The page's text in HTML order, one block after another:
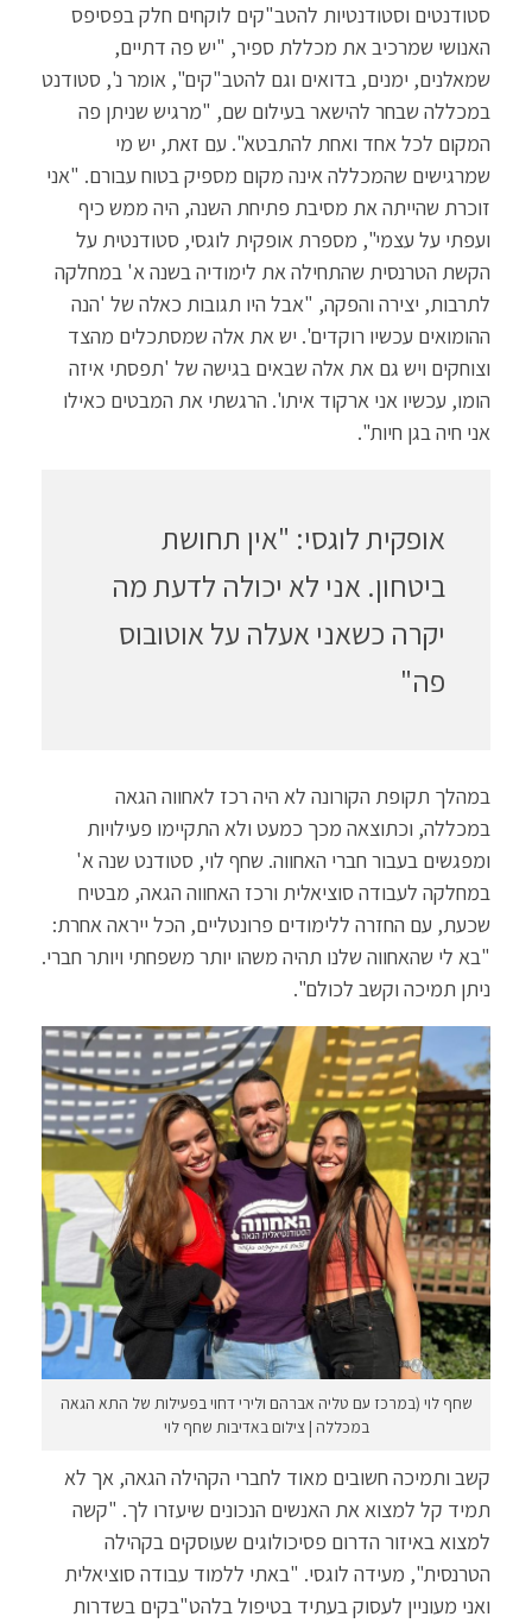
b
o
o
k
tt
er
ail
at
sA
p
p
סטודנטים וסטודנטיות להטב"קים לוקחים חלק בפסיפס
האנושי שמרכיב את מכללת ספיר, "יש פה דתיים,
שמאלנים, ימנים, בדואים וגם להטב"קים", אומר נ', סטודנט
במכללה שבחר להישאר בעילום שם, "מרגיש שניתן פה
המקום לכל אחד ואחת להתבטא". עם זאת, יש מי
שמרגישים שהמכללה אינה מקום מספיק בטוח עבורם. "אני
זוכרת שהייתה את מסיבת פתיחת השנה, היה ממש כיף
ועפתי על עצמי", מספרת אופקית לוגסי, סטודנטית על
הקשת הטרנסית שהתחילה את לימודיה בשנה א' במחלקה
לתרבות, יצירה והפקה, "אבל היו תגובות כאלה של 'הנה
ההומואים עכשיו רוקדים'. יש את אלה שמסתכלים מהצד
וצוחקים ויש גם את אלה שבאים בגישה של 'תפסתי איזה
הומו, עכשיו אני ארקוד איתו'. הרגשתי את המבטים כאילו
אני חיה בגן חיות".
אופקית לוגסי: "אין תחושת
ביטחון. אני לא יכולה לדעת מה
יקרה כשאני אעלה על אוטובוס
פה"
במהלך תקופת הקורונה לא היה רכז לאחווה הגאה
במכללה, וכתוצאה מכך כמעט ולא התקיימו פעילויות
ומפגשים בעבור חברי האחווה. שחף לוי, סטודנט שנה א'
במחלקה לעבודה סוציאלית ורכז האחווה הגאה, מבטיח
שכעת, עם החזרה ללימודים פרונטליים, הכל ייראה אחרת:
"בא לי שהאחווה שלנו תהיה משהו יותר משפחתי ויותר חברי.
ניתן תמיכה וקשב לכולם".
שחף לוי (במרכז עם טליה אברהם ולירי דחוי בפעילות של התא הגאה
במכללה | צילום באדיבות שחף לוי
קשב ותמיכה חשובים מאוד לחברי הקהילה הגאה, אך לא
תמיד קל למצוא את האנשים הנכונים שיעזרו לך. "קשה
למצוא באיזור הדרום פסיכולוגים שעוסקים בקהילה
הטרנסית", מעידה לוגסי. "באתי ללמוד עבודה סוציאלית
ואני מעוניין לעסוק בעתיד בטיפול בלהט"בקים בשדרות